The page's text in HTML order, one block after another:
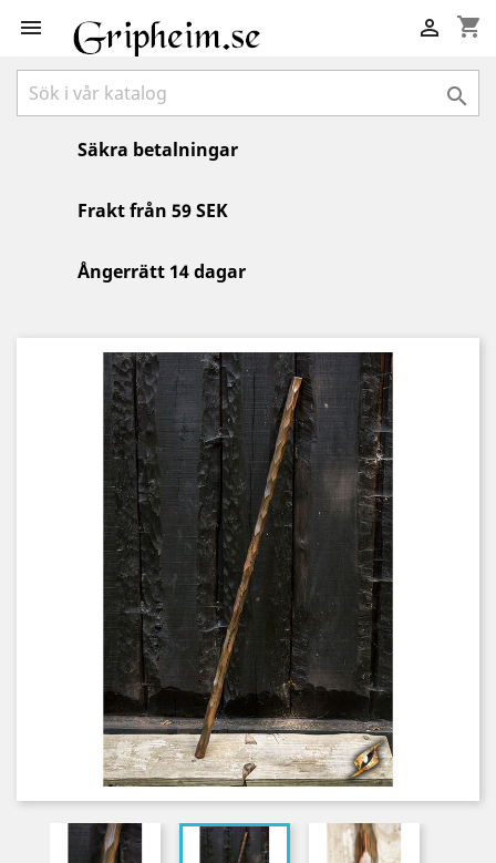
 shopping_cart


Säkra betalningar
Frakt från 59 SEK
Ångerrätt 14 dagar